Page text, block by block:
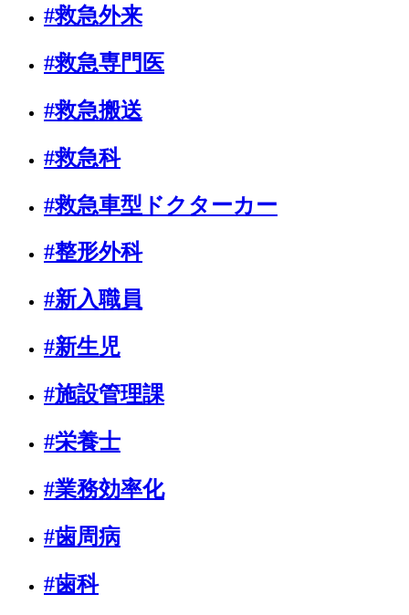
#救急外来
#救急専門医
#救急搬送
#救急科
#救急車型ドクターカー
#整形外科
#新入職員
#新生児
#施設管理課
#栄養士
#業務効率化
#歯周病
#歯科